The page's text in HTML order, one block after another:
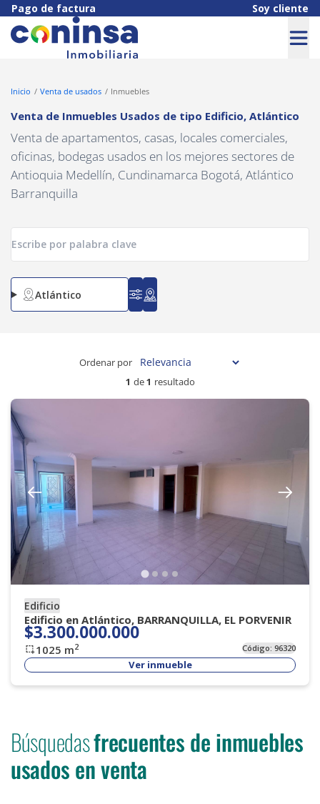
Pago de factura Soy cliente
Inicio Venta de usados Inmuebles
Venta de Inmuebles Usados de tipo Edificio, Atlántico
Venta de apartamentos, casas, locales comerciales,
oficinas, bodegas usados en los mejores sectores de
Antioquia Medellín, Cundinamarca Bogotá, Atlántico
Barranquilla
Atlántico
1 de1 resultado
Ordenar por
Edificio
Edificio en Atlántico, BARRANQUILLA, EL PORVENIR
$3.300.000.000
1025 m2 Código:96320
Ver inmueble
Búsquedasfrecuentes de inmuebles
usados en venta
Navigated to Venta de Inmuebles Usados de tipo Edificio,